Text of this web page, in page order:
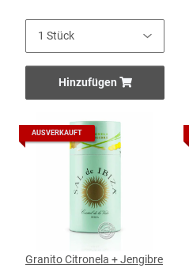
Hinzufügen
AUSVERKAUFT
Granito Citronela + Jengibre